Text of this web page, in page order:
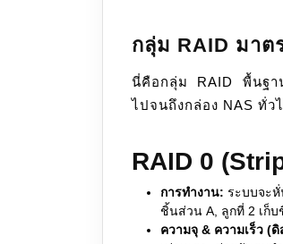
กลุ่ม RAID มาต
นี่คือกลุ่ม RAID พื้นฐา
ไปจนถึงกล่อง NAS ทั่ว
RAID 0
การทำงาน: ระบบจะ
ชิ้นส่วน A, ลูกที่ 2 เก็
ความจุ & ความเร็ว (